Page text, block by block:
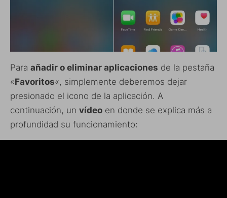
Para añadir o eliminar aplicaciones de la pestaña
«Favoritos«, simplemente deberemos dejar
presionado el icono de la aplicación. A
continuación, un vídeo en donde se explica más a
profundidad su funcionamiento: